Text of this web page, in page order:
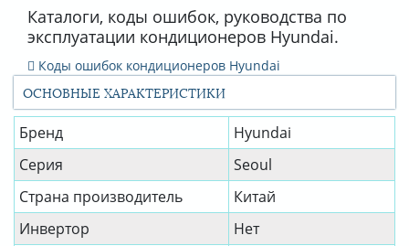
ОСНОВНЫЕ ХАРАКТЕРИСТИКИ
Бренд
Hyundai
Серия
Seoul
Страна производитель
Китай
Инвертор
Нет
Каталоги, коды ошибок, руководства по
эксплуатации кондиционеров Hyundai.
Коды ошибок кондиционеров Hyundai